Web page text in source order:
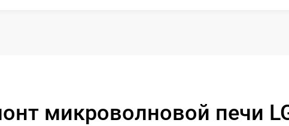
микроволновой печи